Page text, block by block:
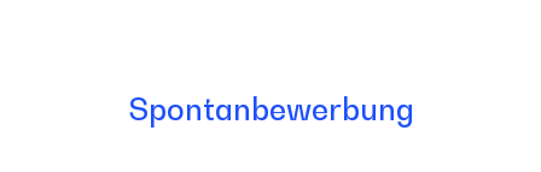
Spontanbewerbung